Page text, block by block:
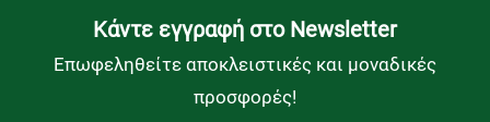
Kάντε εγγραφή στο Newsletter
Επωφεληθείτε αποκλειστικές και μοναδικές
προσφορές!